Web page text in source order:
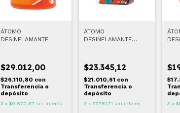
ÁTOMO
DESINFLAMANTE
$29.012,00
$26.110,80 con
Transferencia o
depósito
3 x $9.670,67 sin interés
ÁTOMO
DESINFLAMANTE
$23.345,12
$21.010,61 con
Transferencia o
depósito
3 x $7.781,71 sin interés 3 x